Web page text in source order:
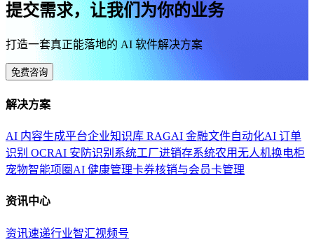
提交需求，让我们为你的业务
打造一套真正能落地的 AI 软件解决方案
免费咨询
解决方案
AI 内容生成平台企业知识库 RAGAI 金融文件自动化AI 订单
识别 OCRAI 安防识别系统工厂进销存系统农用无人机换电柜
宠物智能项圈 AI 健康管理卡券核销与会员卡管理
资讯中心
资讯速递行业智汇视频号